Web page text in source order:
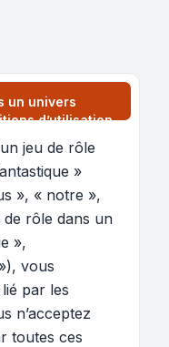
un univers
d’utilisation
jeu de rôle
»
», « notre »,
de rôle dans un
»,
vous
par les
n’acceptez
toutes ces